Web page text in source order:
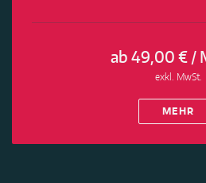
ab 49,00 € /
exkl. MwSt.
MEHR